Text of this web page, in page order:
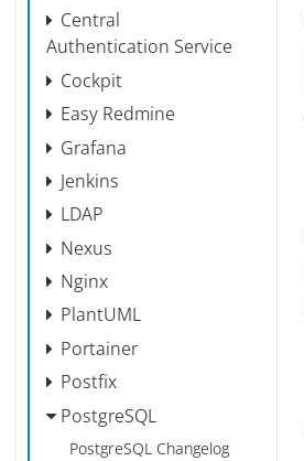
Central
Authentication Service
Cockpit
Easy Redmine
Grafana
Jenkins
LDAP
Nexus
Nginx
PlantUML
Portainer
Postfix
PostgreSQL
PostgreSQL Changelog